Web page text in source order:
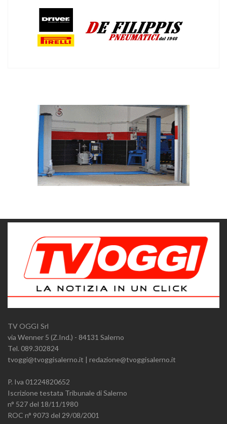
TV OGGI Srl
via Wenner 5 (Z.Ind.) - 84131 Salerno
Tel. 089.302824
tvoggi@tvoggisalerno.it | redazione@tvoggisalerno.it
P. Iva 01224820652
Iscrizione testata Tribunale di Salerno
n° 527 del 18/11/1980
ROC n° 9073 del 29/08/2001